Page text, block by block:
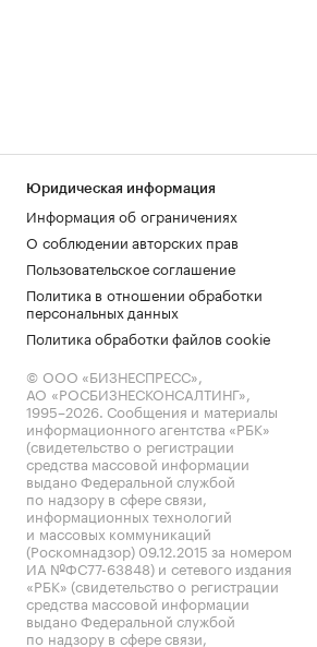
Юридическая информация
Информация об ограничениях
О соблюдении авторских прав
Пользовательское соглашение
Политика в отношении обработки
персональных данных
Политика обработки файлов cookie
© ООО «БИЗНЕСПРЕСС»,
АО «РОСБИЗНЕСКОНСАЛТИНГ»,
1995–2026. Сообщения и материалы
информационного агентства «РБК»
(свидетельство о регистрации
средства массовой информации
выдано Федеральной службой
по надзору в сфере связи,
информационных технологий
и массовых коммуникаций
(Роскомнадзор) 09.12.2015 за номером
ИА №ФС77-63848) и сетевого издания
«РБК» (свидетельство о регистрации
средства массовой информации
выдано Федеральной службой
по надзору в сфере связи,